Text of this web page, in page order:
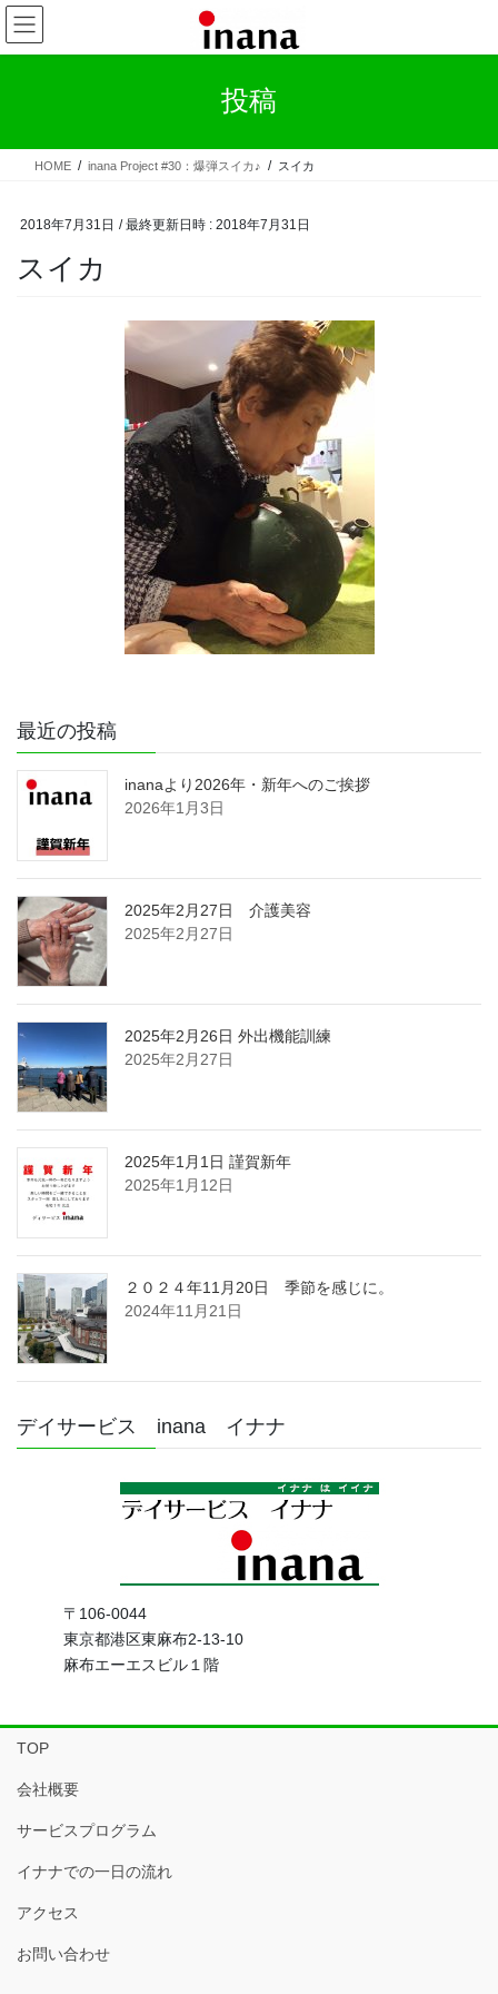
コ
ン
テ
ス
ナ
ビ
ゲ
ン
投稿
HOME inana Project #30：爆弾スイカ♪ スイカ
2018年7月31日 / 最終更新日時 : 2018年7月31日
スイカ
最近の投稿
inanaより2026年・新年へのご挨拶
2026年1月3日
2025年2月27日 介護美容
2025年2月27日
2025年2月26日 外出機能訓練
2025年2月27日
2025年1月1日 謹賀新年
2025年1月12日
２０２４年11月20日 季節を感じに。
2024年11月21日
デイサービス inana イナナ
〒106-0044
東京都港区東麻布2-13-10
麻布エーエスビル１階
TOP
会社概要
サービスプログラム
イナナでの一日の流れ
アクセス
お問い合わせ